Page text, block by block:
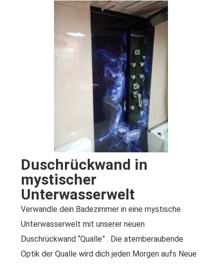
Duschrückwand in
mystischer
Unterwasserwelt
Verwandle dein Badezimmer in eine mystische
Unterwasserwelt mit unserer neuen
Duschrückwand “Qualle” . Die atemberaubende
Optik der Qualle wird dich jeden Morgen aufs Neue